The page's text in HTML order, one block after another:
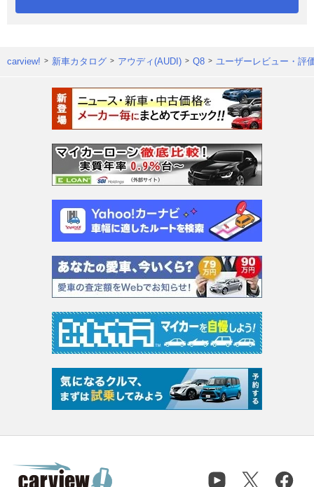
carview! 新車カタログ アウディ(AUDI) Q8 ユーザーレビュー・評